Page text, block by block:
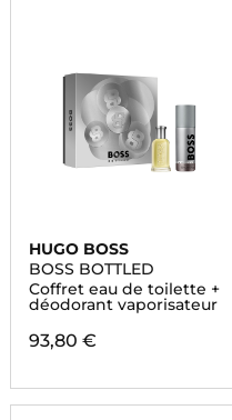
HUGO BOSS
BOSS BOTTLED
Coffret eau de toilette +
déodorant vaporisateur
93,80 €